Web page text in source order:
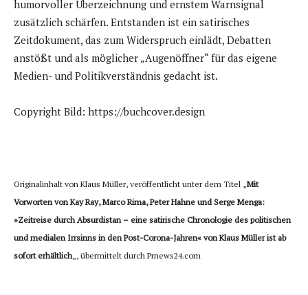
humorvoller Überzeichnung und ernstem Warnsignal
zusätzlich schärfen. Entstanden ist ein satirisches
Zeitdokument, das zum Widerspruch einlädt, Debatten
anstößt und als möglicher „Augenöffner“ für das eigene
Medien- und Politikverständnis gedacht ist.
Copyright Bild: https://buchcover.design
Originalinhalt von Klaus Müller, veröffentlicht unter dem Titel „Mit
Vorworten von Kay Ray, Marco Rima, Peter Hahne und Serge Menga:
»Zeitreise durch Absurdistan – eine satirische Chronologie des politischen
und medialen Irrsinns in den Post-Corona-Jahren« von Klaus Müller ist ab
sofort erhältlich„, übermittelt durch Prnews24.com